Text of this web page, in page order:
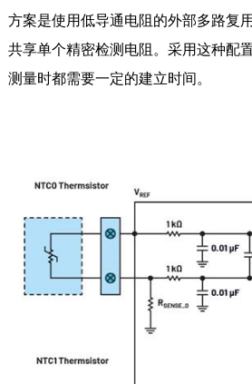
方案是使用低导通电阻的外部多路复
共享单个精密检测电阻。采用这种配
测量时都需要一定的建立时间。